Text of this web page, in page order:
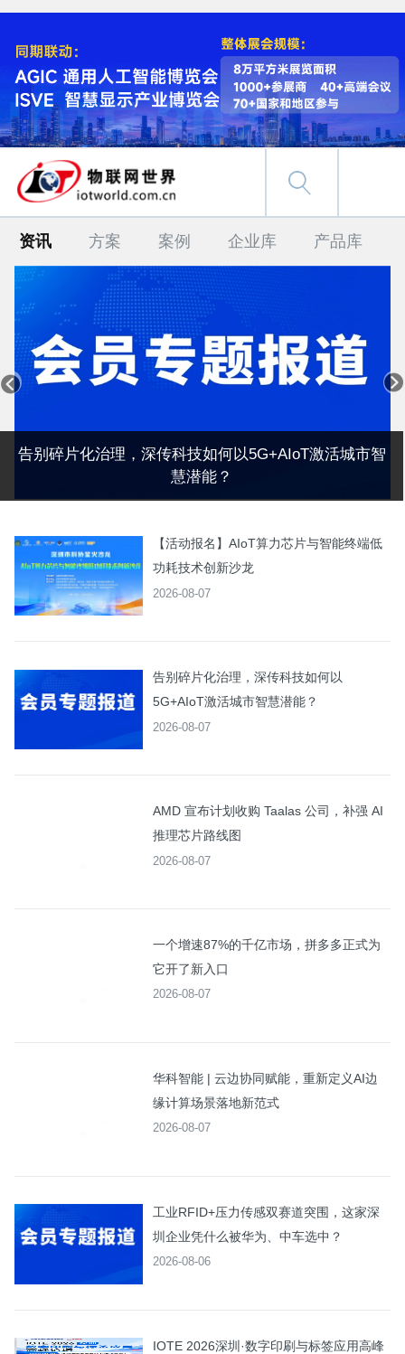
资讯 方案 案例 企业库 产品库
告别碎片化治理，深传科技如何以5G+AIoT激活城市智
慧潜能？
 
【活动报名】AIoT算力芯片与智能终端低
功耗技术创新沙龙
2026-08-07
告别碎片化治理，深传科技如何以
5G+AIoT激活城市智慧潜能？
2026-08-07
AMD 宣布计划收购 Taalas 公司，补强 AI
推理芯片路线图
2026-08-07
一个增速87%的千亿市场，拼多多正式为
它开了新入口
2026-08-07
华科智能 | 云边协同赋能，重新定义AI边
缘计算场景落地新范式
2026-08-07
工业RFID+压力传感双赛道突围，这家深
圳企业凭什么被华为、中车选中？
2026-08-06
IOTE 2026深圳·数字印刷与标签应用高峰